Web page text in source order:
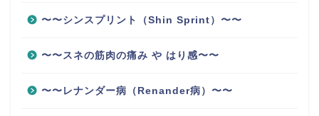
〜〜シンスプリント（Shin Sprint）〜〜
〜〜スネの筋肉の痛み や はり感〜〜
〜〜レナンダー病（Renander病）〜〜